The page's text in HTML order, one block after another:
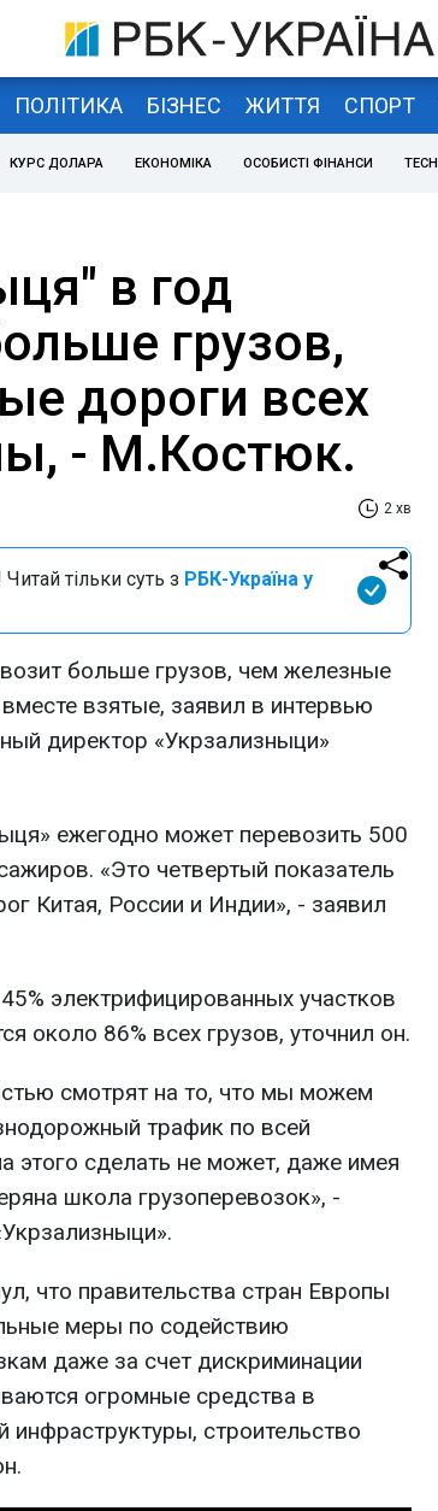
ПОЛІТИКА БІЗНЕС ЖИТТЯ СПОРТ
КУРС ДОЛАРА ЕКОНОМІКА ОСОБИСТІ ФІНАНСИ TECH
в год
грузов,
дороги всех
- М.Костюк.
2 хв
тільки суть з РБК-Україна у
больше грузов, чем железные
взятые, заявил в интервью
директор «Укрзализныци»
ежегодно может перевозить 500
«Это четвертый показатель
Китая, России и Индии», - заявил
электрифицированных участков
около 86% всех грузов, уточнил он.
смотрят на то, что мы можем
трафик по всей
этого сделать не может, даже имея
школа грузоперевозок», -
что правительства стран Европы
меры по содействию
даже за счет дискриминации
огромные средства в
строительство